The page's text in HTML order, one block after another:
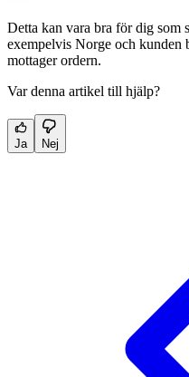
Detta kan vara bra för dig som
exempelvis Norge och kunden
mottager ordern.
Var denna artikel till hjälp?
Ja Nej